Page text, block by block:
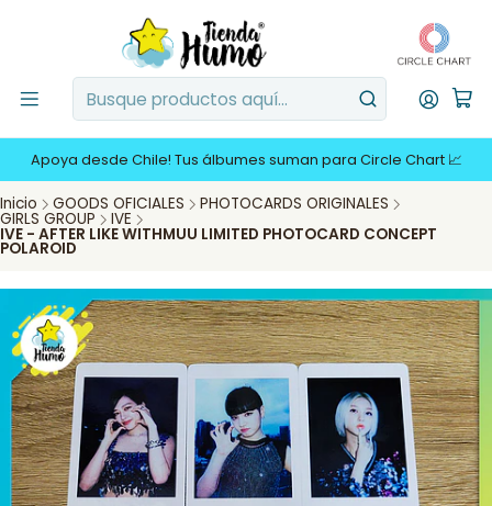
Apoya desde Chile! Tus álbumes suman para Circle Chart 📈
Inicio GOODS OFICIALES PHOTOCARDS ORIGINALES
GIRLS GROUP IVE
IVE - AFTER LIKE WITHMUU LIMITED PHOTOCARD CONCEPT
POLAROID